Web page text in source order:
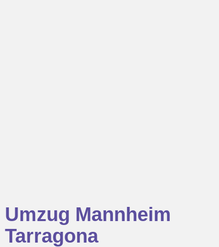
Umzug Mannheim
Tarragona